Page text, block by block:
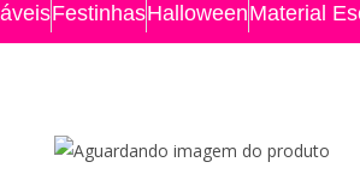
FestinhasHalloweenMaterial